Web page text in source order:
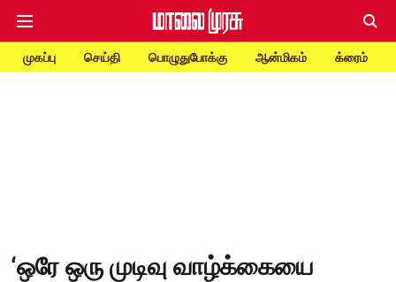
முகப்பு செய்தி பொழுதுபோக்கு ஆன்மிகம் க்ரைம்
‘ஒரே ஒரு முடிவு வாழ்க்கையை